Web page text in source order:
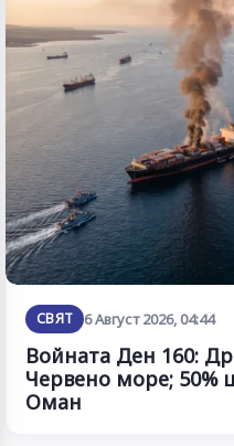
СВЯТ 6 Август 2026, 04:44
Войната Ден 160:
Червено море; 50%
Оман